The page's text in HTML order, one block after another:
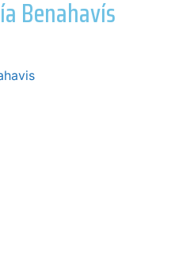
Benahavís